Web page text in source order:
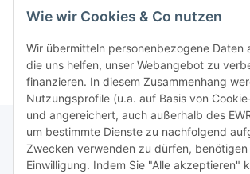
Druckerpatronen XL - 1x
nach ISO
19,99 € pro 0
Seiten
TiDis Lizenzsystem
Wie wir Cookies & Co nutzen
Wir übermitteln personenbezogene Daten
die uns helfen, unser Webangebot zu
finanzieren. In diesem Zusammenhang
Nutzungsprofile (u.a. auf Basis von
und angereichert, auch außerhalb des
um bestimmte Dienste zu nachfolgend
Zwecken verwenden zu dürfen, benötigen
Einwilligung. Indem Sie "Alle akzeptieren"